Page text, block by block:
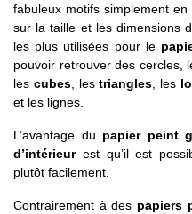
fabuleux motifs simplement
sur la taille et les dimensions
les plus utilisées pour le
pouvoir retrouver des cercles,
les cubes, lestriangles, les
et les lignes.
L’avantage du papier peint
d’intérieurest qu’il est
plutôt facilement.
Contrairement à des papiers